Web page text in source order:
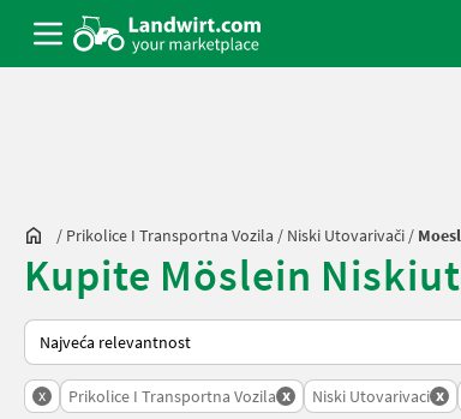
/ Prikolice I Transportna Vozila / Niski Utovarivači /
Kupite Möslein
Tako se sortira na Landwirt.com
x Prikolice I Transportna Vozila x Niski Utovarivaci x